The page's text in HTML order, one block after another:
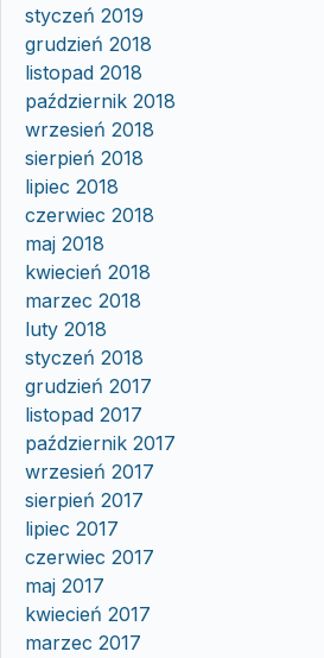
styczeń 2019
grudzień 2018
listopad 2018
październik 2018
wrzesień 2018
sierpień 2018
lipiec 2018
czerwiec 2018
maj 2018
kwiecień 2018
marzec 2018
luty 2018
styczeń 2018
grudzień 2017
listopad 2017
październik 2017
wrzesień 2017
sierpień 2017
lipiec 2017
czerwiec 2017
maj 2017
kwiecień 2017
marzec 2017